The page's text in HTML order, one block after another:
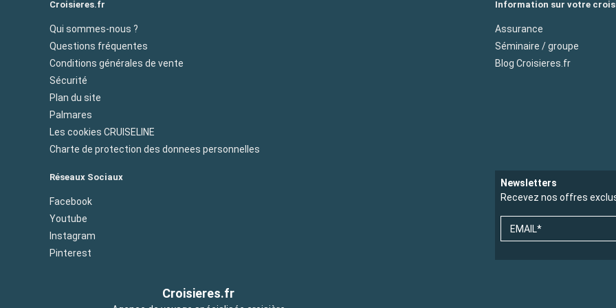
Croisieres.fr
Qui sommes-nous ?
Questions fréquentes
Conditions générales de vente
Sécurité
Plan du site
Palmares
Les cookies CRUISELINE
Charte de protection des donnees personnelles
Information sur votre
Assurance
Séminaire / groupe
Blog Croisieres.fr
Réseaux Sociaux
Facebook
Youtube
Instagram
Pinterest
Newsletters
Recevez nos offres
EMAIL*
Croisieres.fr